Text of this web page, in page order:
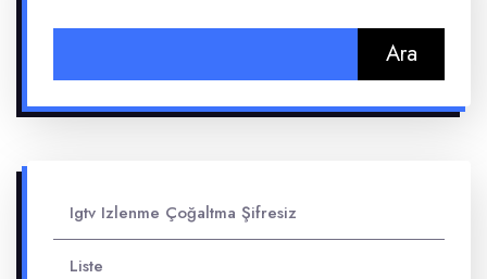
Igtv Izlenme Çoğaltma Şifresiz
Liste